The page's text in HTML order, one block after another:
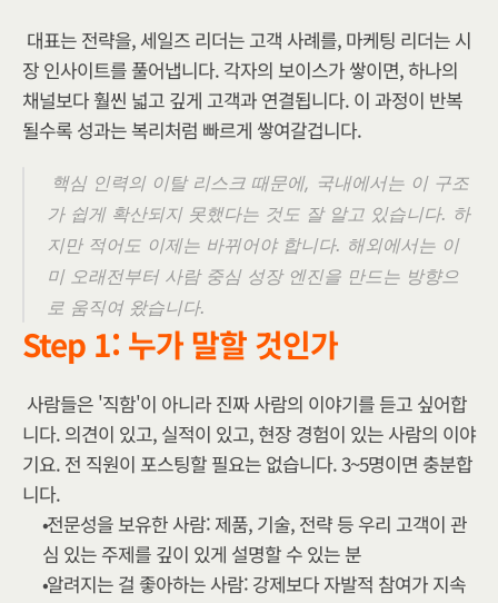
대표는 전략을, 세일즈 리더는 고객 사례를, 마케팅 리더는 시
장 인사이트를 풀어냅니다. 각자의 보이스가 쌓이면, 하나의
채널보다 훨씬 넓고 깊게 고객과 연결됩니다. 이 과정이 반복
될수록 성과는 복리처럼 빠르게 쌓여갈겁니다.
핵심 인력의 이탈 리스크 때문에, 국내에서는 이 구조
가 쉽게 확산되지 못했다는 것도 잘 알고 있습니다. 하
지만 적어도 이제는 바뀌어야 합니다. 해외에서는 이
미 오래전부터 사람 중심 성장 엔진을 만드는 방향으
로 움직여 왔습니다.
Step 1: 누가 말할 것인가
사람들은 '직함'이 아니라 진짜 사람의 이야기를 듣고 싶어합
니다. 의견이 있고, 실적이 있고, 현장 경험이 있는 사람의 이야
기요. 전 직원이 포스팅할 필요는 없습니다. 3~5명이면 충분합
니다.
전문성을 보유한 사람: 제품, 기술, 전략 등 우리 고객이 관
심 있는 주제를 깊이 있게 설명할 수 있는 분
알려지는 걸 좋아하는 사람: 강제보다 자발적 참여가 지속